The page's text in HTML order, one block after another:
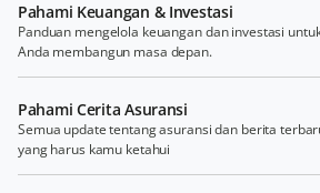
Pahami Keuangan & Investasi
Panduan mengelola keuangan dan investasi
Anda membangun masa depan.
Pahami Cerita Asuransi
Semua update tentang asuransi dan berita
yang harus kamu ketahui